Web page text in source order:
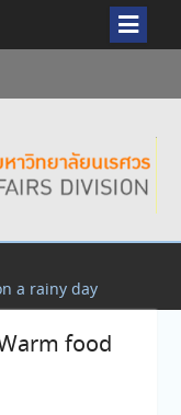
a rainy day
food